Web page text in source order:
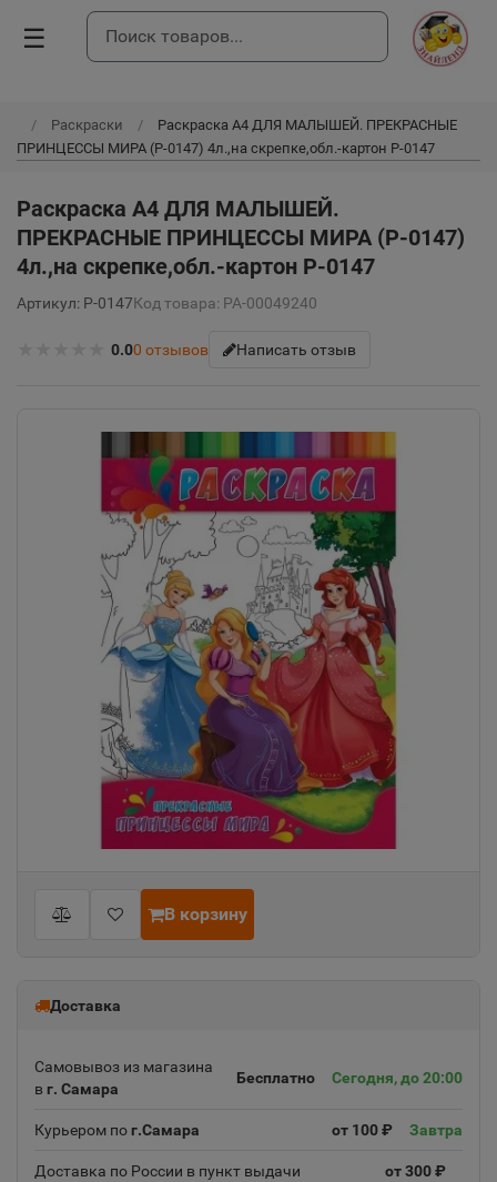
☰
Раскраски
Раскраска А4 ДЛЯ МАЛЫШЕЙ. ПРЕКРАСНЫЕ
ПРИНЦЕССЫ МИРА (Р-0147) 4л.,на скрепке,обл.-картон Р-0147
Раскраска А4 ДЛЯ МАЛЫШЕЙ.
ПРЕКРАСНЫЕ ПРИНЦЕССЫ МИРА (Р-0147)
4л.,на скрепке,обл.-картон Р-0147
Артикул: Р-0147Код товара: РА-00049240
0.00 отзывов Написать отзыв
В корзину
Доставка
Самовывоз из магазина
в г. Самара
Бесплатно Сегодня, до 20:00
Курьером пог.Самара от 100 ₽ Завтра
Доставка по России в пункт выдачи от 300 ₽